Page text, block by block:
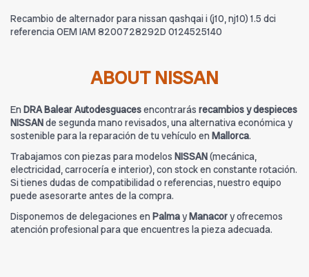
Recambio de alternador para nissan qashqai i (j10, nj10) 1.5 dci
referencia OEM IAM 8200728292D 0124525140
ABOUT NISSAN
En DRA Balear Autodesguacesencontrarás recambios y despieces
NISSANde segunda mano revisados, una alternativa económica y
sostenible para la reparación de tu vehículo en Mallorca.
Trabajamos con piezas para modelos NISSAN(mecánica,
electricidad, carrocería e interior), con stock en constante rotación.
Si tienes dudas de compatibilidad o referencias, nuestro equipo
puede asesorarte antes de la compra.
Disponemos de delegaciones en PalmayManacory ofrecemos
atención profesional para que encuentres la pieza adecuada.